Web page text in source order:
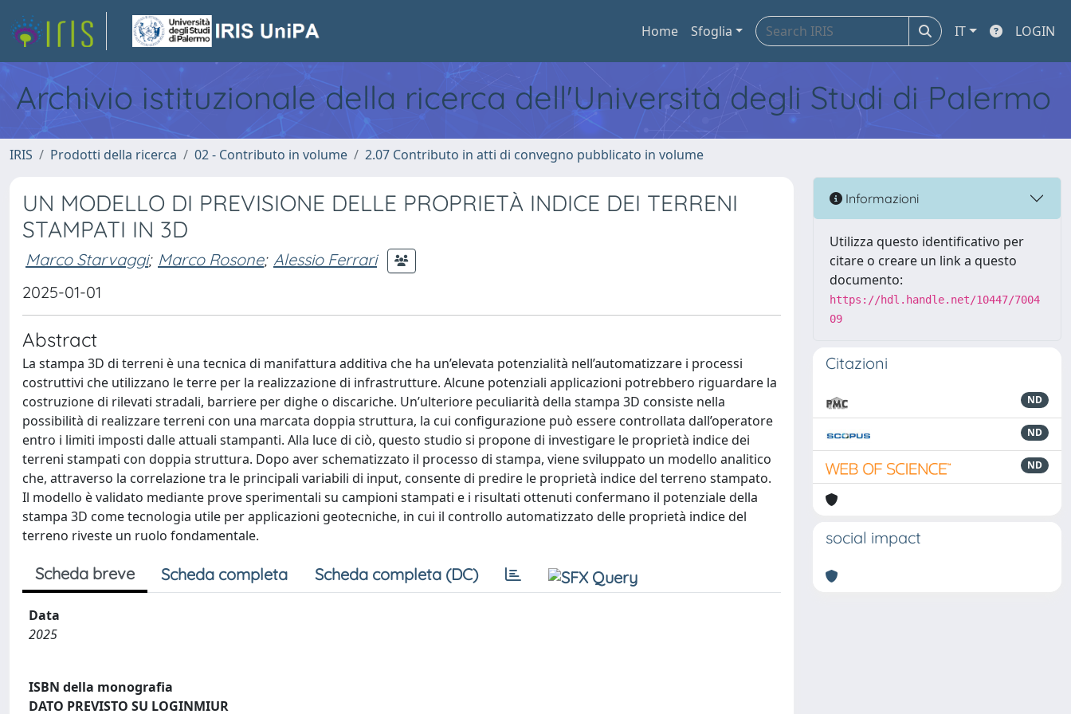
Home Sfoglia IT LOGIN
Archivio istituzionale della ricerca dell'Università degli Studi di Palermo
IRIS Prodotti della ricerca 02 - Contributo in volume 2.07 Contributo in atti di convegno pubblicato in volume
UN MODELLO DI PREVISIONE DELLE PROPRIETÀ INDICE DEI TERRENI
STAMPATI IN 3D
Marco Starvaggi; Marco Rosone; Alessio Ferrari
2025-01-01
Abstract
La stampa 3D di terreni è una tecnica di manifattura additiva che ha un’elevata potenzialità nell’automatizzare i processi
costruttivi che utilizzano le terre per la realizzazione di infrastrutture. Alcune potenziali applicazioni potrebbero riguardare la
costruzione di rilevati stradali, barriere per dighe o discariche. Un’ulteriore peculiarità della stampa 3D consiste nella
possibilità di realizzare terreni con una marcata doppia struttura, la cui configurazione può essere controllata dall’operatore
entro i limiti imposti dalle attuali stampanti. Alla luce di ciò, questo studio si propone di investigare le proprietà indice dei
terreni stampati con doppia struttura. Dopo aver schematizzato il processo di stampa, viene sviluppato un modello analitico
che, attraverso la correlazione tra le principali variabili di input, consente di predire le proprietà indice del terreno stampato.
Il modello è validato mediante prove sperimentali su campioni stampati e i risultati ottenuti confermano il potenziale della
stampa 3D come tecnologia utile per applicazioni geotecniche, in cui il controllo automatizzato delle proprietà indice del
terreno riveste un ruolo fondamentale.
Scheda breve Scheda completa Scheda completa (DC)
Data
2025
ISBN della monografia
DATO PREVISTO SU LOGINMIUR
Informazioni
Utilizza questo identificativo per
citare o creare un link a questo
documento:
https://hdl.handle.net/10447/7004
09
Citazioni
ND
ND
ND
social impact